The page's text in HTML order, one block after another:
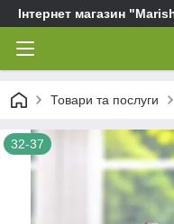
Інтернет магазин
Товари та послуги
32-37